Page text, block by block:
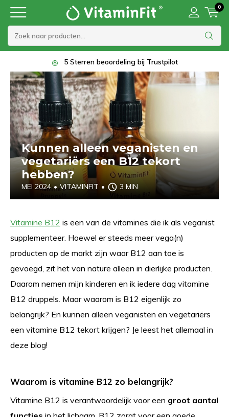
0
5 Sterren beoordeling bij Trustpilot
Kunnen alleen veganisten en
vegetariërs een B12 tekort
hebben?
MEI 2024 • VITAMINFIT • 3 MIN
Vitamine B12 is een van de vitamines die ik als veganist
supplementeer. Hoewel er steeds meer vega(n)
producten op de markt zijn waar B12 aan toe is
gevoegd, zit het van nature alleen in dierlijke producten.
Daarom nemen mijn kinderen en ik iedere dag vitamine
B12 druppels. Maar waarom is B12 eigenlijk zo
belangrijk? En kunnen alleen veganisten en vegetariërs
een vitamine B12 tekort krijgen? Je leest het allemaal in
deze blog!
Waarom is vitamine B12 zo belangrijk?
Vitamine B12 is verantwoordelijk voor een groot aantal